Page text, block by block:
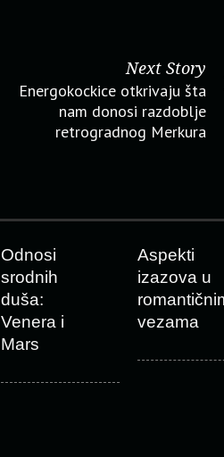
Next Story
Energokockice otkrivaju šta
nam donosi razdoblje
retrogradnog Merkura
Odnosi
srodnih
duša:
Venera i
Mars
Aspekti
izazova u
vezama